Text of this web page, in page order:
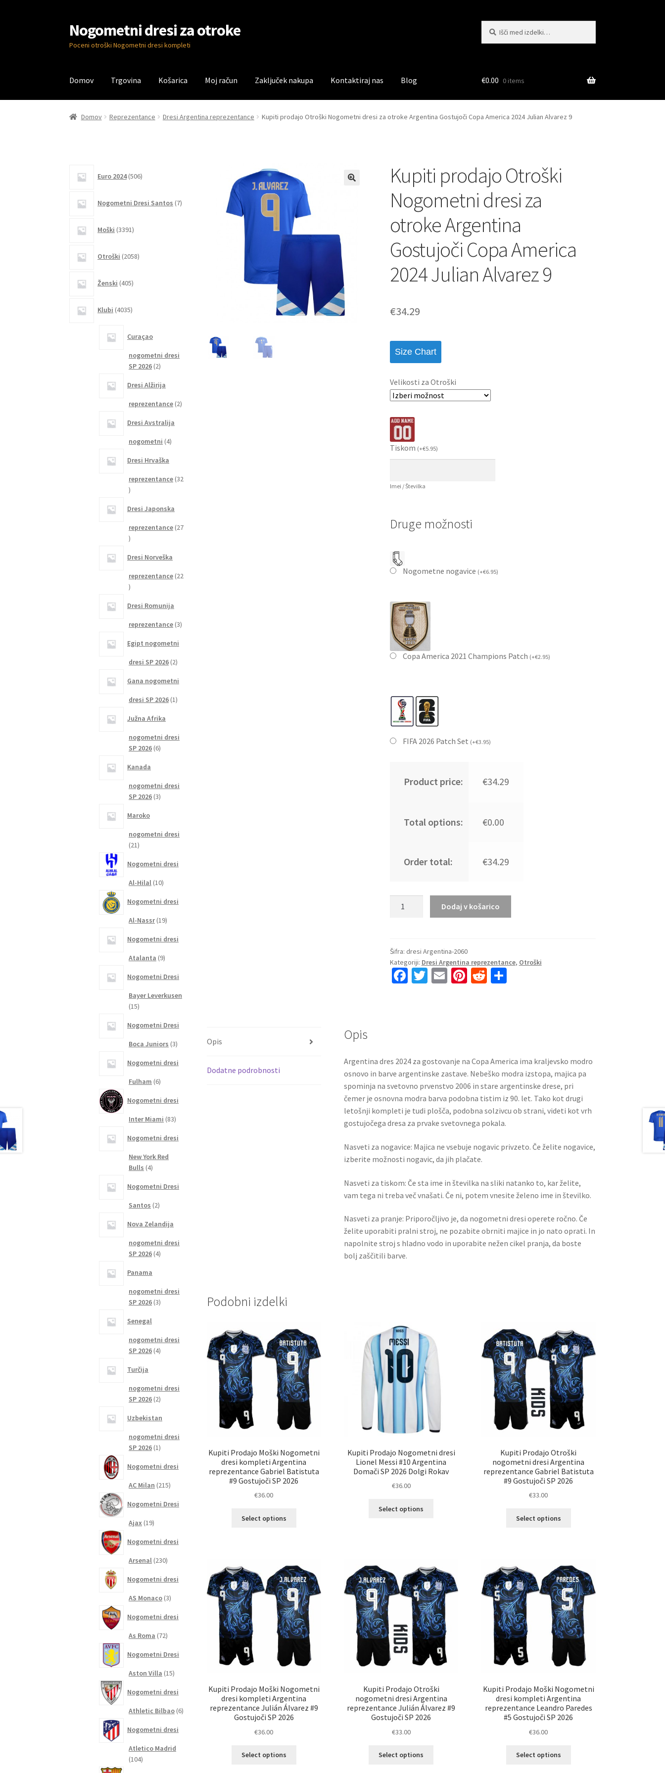
Skip
to
navigation
Skip
to
content
Nogometni dresi za otroke
Poceni otroški Nogometni dresi kompleti
Domov Trgovina Košarica Moj račun Zaključek nakupa Kontaktiraj nas Blog
Domov BlogKontaktiraj nas Košarica Moj račun Trgovina Zaključek nakupa
€0.00 0 items
Domov Reprezentance Dresi Argentina reprezentance Kupiti prodajo Otroški Nogometni dresi za otroke Argentina Gostujoči Copa America 2024 Julian Alvarez 9
Kupiti prodajo Otroški
Nogometni dresi za
otroke Argentina
Gostujoči Copa America
2024 Julian Alvarez 9
€34.29
Size Chart
Velikosti za Otroški
Tiskom (+€5.95)
Imei / Številka
Druge možnosti
Nogometne nogavice (+€6.95)
Copa America 2021 Champions Patch (+€2.95)
FIFA 2026 Patch Set (+€3.95)
Product price: €34.29
Total options: €0.00
Order total: €34.29
dresi
za
otroke
Alvarez
9
količina
Dodaj v košarico
Šifra: dresi Argentina-2060
Kategoriji: Dresi Argentina reprezentance, Otroški
Fa
k
T E Pi R S
Opis
Dodatne podrobnosti
Opis
Argentina dres 2024 za gostovanje na Copa America ima kraljevsko modro
osnovo in barve argentinske zastave. Nebeško modra izstopa, majica pa
spominja na svetovno prvenstvo 2006 in stare argentinske drese, pri
čemer je osnovna modra barva podobna tistim iz 90. let. Tako kot drugi
letošnji kompleti je tudi plošča, podobna solzivcu ob strani, videti kot vrh
gostujočega dresa za prvake svetovnega pokala.
Nasveti za nogavice: Majica ne vsebuje nogavic privzeto. Če želite nogavice,
izberite možnosti nogavic, da jih plačate.
Nasveti za tiskom: Če sta ime in številka na sliki natanko to, kar želite,
vam tega ni treba več vnašati. Če ni, potem vnesite želeno ime in številko.
Nasveti za pranje: Priporočljivo je, da nogometni dresi operete ročno. Če
želite uporabiti pralni stroj, ne pozabite obrniti majice in jo nato oprati. In
napolnite stroj s hladno vodo in uporabite nežen cikel pranja, da boste
bolj zaščitili barve.
Podobni izdelki
Kupiti Prodajo Moški Nogometni
dresi kompleti Argentina
reprezentance Gabriel Batistuta
#9 Gostujoči SP 2026
€36.00
Select options
Možnosti
lahko
izberete
na
strani
izdelka
Kupiti Prodajo Nogometni dresi
Lionel Messi #10 Argentina
Domači SP 2026 Dolgi Rokav
€36.00
Select options
lahko
izberete
na
strani
izdelka
Kupiti Prodajo Otroški
nogometni dresi Argentina
reprezentance Gabriel Batistuta
#9 Gostujoči SP 2026
€33.00
Select options
Možnosti
lahko
izberete
na
strani
izdelka
Kupiti Prodajo Moški Nogometni
dresi kompleti Argentina
reprezentance Julián Álvarez #9
Gostujoči SP 2026
€36.00
Select options
Kupiti Prodajo Otroški
nogometni dresi Argentina
reprezentance Julián Álvarez #9
Gostujoči SP 2026
€33.00
Select options
Kupiti Prodajo Moški Nogometni
dresi kompleti Argentina
reprezentance Leandro Paredes
#5 Gostujoči SP 2026
€36.00
Select options
Euro 2024 506izdelkov
Nogometni Dresi Santos 7izdelkov
Moški 3391izdelkov
Otroški 2058izdelkov
Ženski 405izdelkov
Klubi 4035izdelkov
Curaçao
nogometni dresi
SP 2026 22
Dresi Alžirija
reprezentance 22
Dresi Avstralija
nogometni 44
Dresi Hrvaška
reprezentance 32
32
Dresi Japonska
reprezentance 27
27
Dresi Norveška
reprezentance 22
22
Dresi Romunija
reprezentance 33
Egipt nogometni
dresi SP 2026 22
Gana nogometni
dresi SP 2026 11
Južna Afrika
nogometni dresi
SP 2026 66
Kanada
nogometni dresi
SP 2026 33
Maroko
nogometni dresi
2121
Nogometni dresi
Al-Hilal 1010
Nogometni dresi
Al-Nassr 1919
Nogometni dresi
Atalanta 99
Nogometni Dresi
Bayer Leverkusen
1515
Nogometni Dresi
Boca Juniors 33
Nogometni dresi
Fulham 66
Nogometni dresi
Inter Miami 8383
Nogometni dresi
New York Red
Bulls 44
Nogometni Dresi
Santos 22
Nova Zelandija
nogometni dresi
SP 2026 44
Panama
nogometni dresi
SP 2026 33
Senegal
nogometni dresi
SP 2026 44
Turčija
nogometni dresi
SP 2026 22
Uzbekistan
nogometni dresi
SP 2026 11
Nogometni dresi
AC Milan 215215
Nogometni Dresi
Ajax 1919
Nogometni dresi
Arsenal 230230
Nogometni dresi
AS Monaco 33
Nogometni dresi
As Roma 7272
Nogometni Dresi
Aston Villa 1515
Nogometni dresi
Athletic Bilbao 66
Nogometni dresi
Atletico Madrid
104104